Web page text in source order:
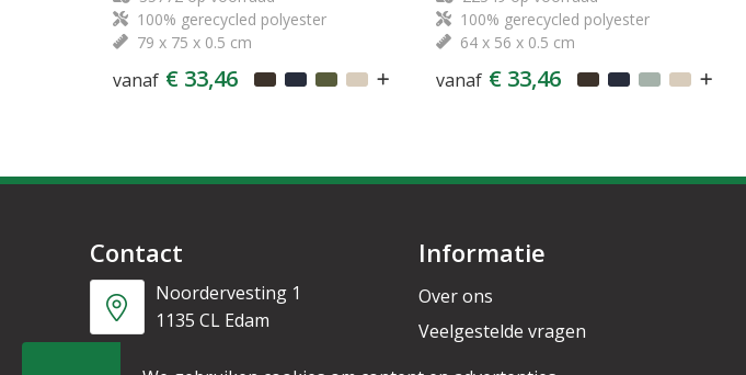
100% gerecycled polyester
79 x 75 x 0.5 cm
vanaf € 33,46
100% gerecycled polyester
64 x 56 x 0.5 cm
vanaf € 33,46
Contact
Noordervesting 1
1135 CL Edam
Informatie
Over ons
Veelgestelde vragen
Nieuwsbrief